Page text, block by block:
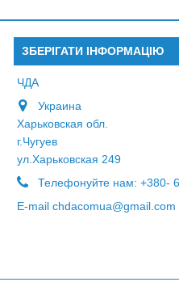
ЗБЕРІГАТИ ІНФОРМАЦІЮ
ЧДА
Украина
Харьковская обл.
г.Чугуев
ул.Харьковская 249
Телефонуйте нам: +380-
E-maіl chdacomua@gmail.com